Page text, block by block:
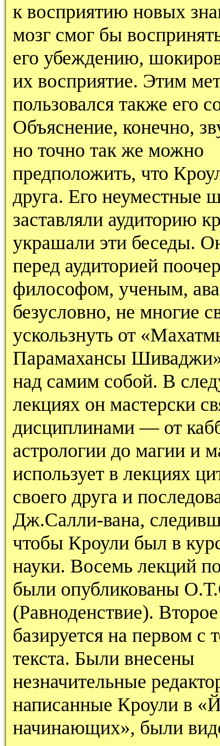
к восприятию новых
мозг смог бы
его убеждению,
их восприятие. Этим
пользовался также его
Объяснение, конечно,
но точно так же можно
предположить, что
друга. Его неуместные
заставляли аудиторию
украшали эти беседы.
перед аудиторией
философом, ученым,
безусловно, не многие
ускользнуть от
Парамахансы
над самим собой. В
лекциях он мастерски
дисциплинами — от
астрологии до магии и
использует в лекциях
своего друга и
Дж.Салли-вана,
чтобы Кроули был в
науки. Восемь лекций
были опубликованы
(Равноденствие).
базируется на первом
текста. Были внесены
незначительные
написанные Кроули в
начинающих», были